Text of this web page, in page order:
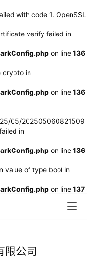
with code 1. OpenSSL
verify failed in
on line 136
crypto in
on line 136
05/202505060821509
in
on line 136
value of type bool in
on line 137
限公司